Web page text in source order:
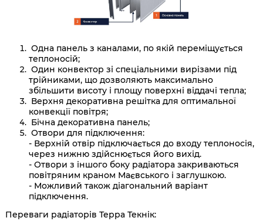
Одна панель з каналами, по якій переміщується
теплоносій;
Один конвектор зі спеціальними вирізами під
трійниками, що дозволяють максимально
збільшити висоту і площу поверхні віддачі тепла;
Верхня декоративна решітка для оптимальної
конвекції повітря;
Бічна декоративна панель;
Отвори для підключення:
- Верхній отвір підключається до входу теплоносія,
через нижню здійснюється його вихід.
- Отвори з іншого боку радіатора закриваються
повітряним краном Маєвського і заглушкою.
- Можливий також діагональний варіант
підключення.
Переваги радіаторів Терра Текнік: